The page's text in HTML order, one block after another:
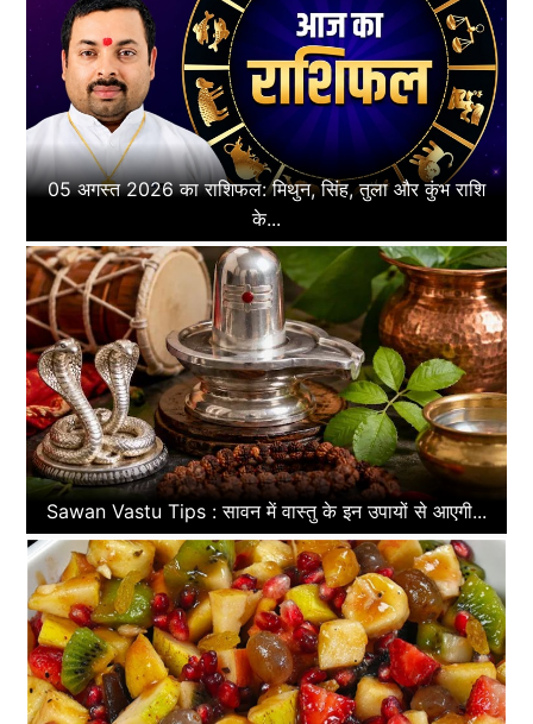
05 अगस्त 2026 का राशिफल: मिथुन, सिंह, तुला और कुंभ राशि
के...
Sawan Vastu Tips : सावन में वास्तु के इन उपायों से आएगी...